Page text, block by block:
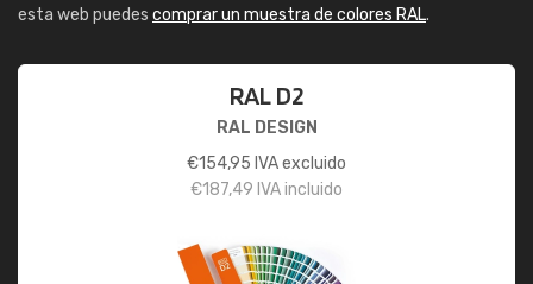
esta web puedes comprar un muestra de colores RAL.
RAL D2
RAL DESIGN
€154,95 IVA excluido
€187,49 IVA incluido